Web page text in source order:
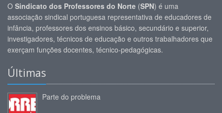
O Sindicato dos Professores do Norte (SPN) é uma
associação sindical portuguesa representativa de educadores de
infância, professores dos ensinos básico, secundário e superior,
investigadores, técnicos de educação e outros trabalhadores que
exerçam funções docentes, técnico-pedagógicas.
Últimas
Parte do problema